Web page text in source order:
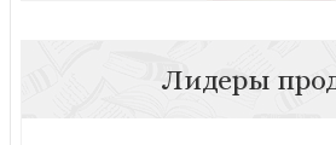
Лидеры